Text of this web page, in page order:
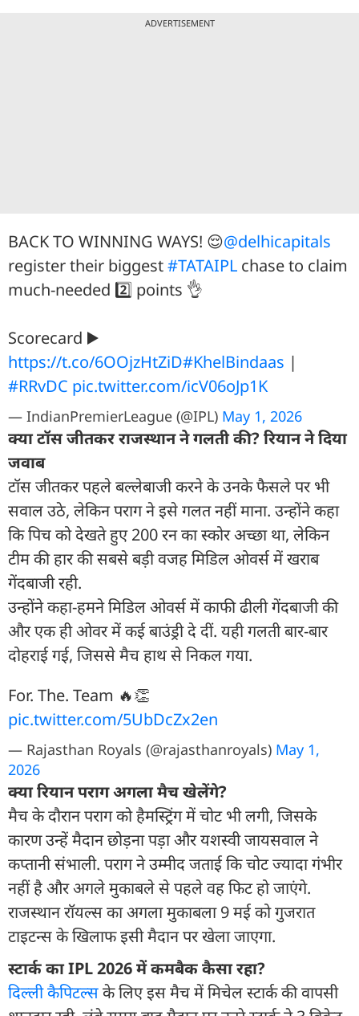
ADVERTISEMENT
BACK TO WINNING WAYS! 😌@delhicapitals
register their biggest#TATAIPL chase to claim
much-needed 2️⃣ points 👌
Scorecard ▶️
https://t.co/6OOjzHtZiD#KhelBindaas |
#RRvDC pic.twitter.com/icV06oJp1K
— IndianPremierLeague (@IPL) May 1, 2026
क्या टॉस जीतकर राजस्थान ने गलती की? र‍ियान ने दिया
जवाब
टॉस जीतकर पहले बल्लेबाजी करने के उनके फैसले पर भी
सवाल उठे, लेकिन पराग ने इसे गलत नहीं माना. उन्होंने कहा
कि पिच को देखते हुए 200 रन का स्कोर अच्छा था, लेकिन
टीम की हार की सबसे बड़ी वजह मिडिल ओवर्स में खराब
गेंदबाजी रही.
उन्होंने कहा-हमने मिडिल ओवर्स में काफी ढीली गेंदबाजी की
और एक ही ओवर में कई बाउंड्री दे दीं. यही गलती बार-बार
दोहराई गई, जिससे मैच हाथ से निकल गया.
For. The. Team 🔥👏
pic.twitter.com/5UbDcZx2en
— Rajasthan Royals (@rajasthanroyals) May 1,
2026
क्या र‍ियान पराग अगला मैच खेलेंगे?
मैच के दौरान पराग को हैमस्ट्रिंग में चोट भी लगी, जिसके
कारण उन्हें मैदान छोड़ना पड़ा और यशस्वी जायसवाल ने
कप्तानी संभाली. पराग ने उम्मीद जताई कि चोट ज्यादा गंभीर
नहीं है और अगले मुकाबले से पहले वह फिट हो जाएंगे.
राजस्थान रॉयल्स का अगला मुकाबला 9 मई को गुजरात
टाइटन्स के खिलाफ इसी मैदान पर खेला जाएगा.
स्टार्क का IPL 2026 में कमबैक कैसा रहा?
दिल्ली कैपिटल्सके लिए इस मैच में मिचेल स्टार्क की वापसी